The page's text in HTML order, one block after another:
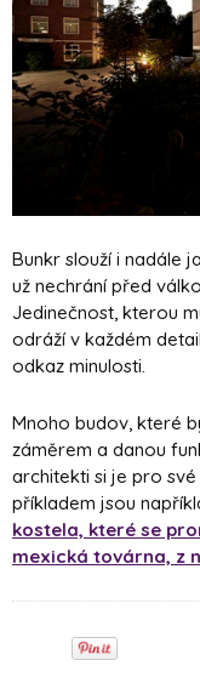
Bunkr slouží i nadále
už nechrání před
Jedinečnost, kterou
odráží v každém
odkaz minulosti.
Mnoho budov, které
záměrem a danou
architekti si je pro
příkladem jsou
kostela, které se
mexická továrna, z